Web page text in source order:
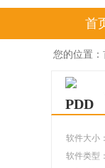
首
您的位置：
软件大小：
软件类型：